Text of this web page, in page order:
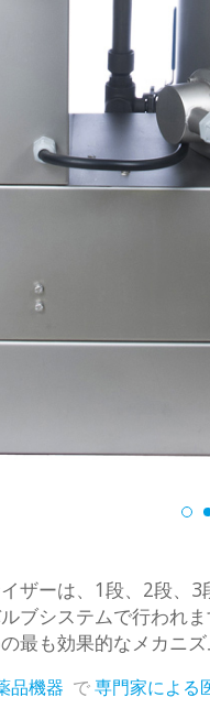
ザーは、1段、2段、
ブシステムで行われ
最も効果的なメカニ
品機器 で専門家による